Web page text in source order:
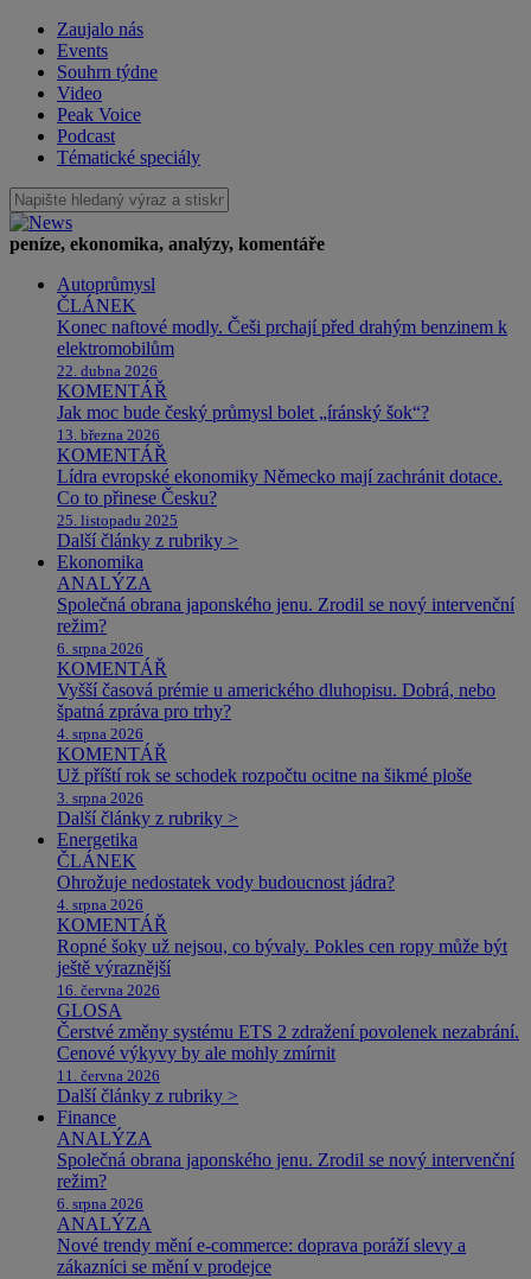
Zaujalo nás
Events
Souhrn týdne
Video
Peak Voice
Podcast
Tématické speciály
peníze, ekonomika, analýzy, komentáře
Autoprůmysl
ČLÁNEK
Konec naftové modly. Češi prchají před drahým benzinem k
elektromobilům
22. dubna 2026
KOMENTÁŘ
Jak moc bude český průmysl bolet „íránský šok“?
13. března 2026
KOMENTÁŘ
Lídra evropské ekonomiky Německo mají zachránit dotace.
Co to přinese Česku?
25. listopadu 2025
Další články z rubriky >
Ekonomika
ANALÝZA
Společná obrana japonského jenu. Zrodil se nový intervenční
režim?
6. srpna 2026
KOMENTÁŘ
Vyšší časová prémie u amerického dluhopisu. Dobrá, nebo
špatná zpráva pro trhy?
4. srpna 2026
KOMENTÁŘ
Už příští rok se schodek rozpočtu ocitne na šikmé ploše
3. srpna 2026
Další články z rubriky >
Energetika
ČLÁNEK
Ohrožuje nedostatek vody budoucnost jádra?
4. srpna 2026
KOMENTÁŘ
Ropné šoky už nejsou, co bývaly. Pokles cen ropy může být
ještě výraznější
16. června 2026
GLOSA
Čerstvé změny systému ETS 2 zdražení povolenek nezabrání.
Cenové výkyvy by ale mohly zmírnit
11. června 2026
Další články z rubriky >
Finance
ANALÝZA
Společná obrana japonského jenu. Zrodil se nový intervenční
režim?
6. srpna 2026
ANALÝZA
Nové trendy mění e-commerce: doprava poráží slevy a
zákazníci se mění v prodejce